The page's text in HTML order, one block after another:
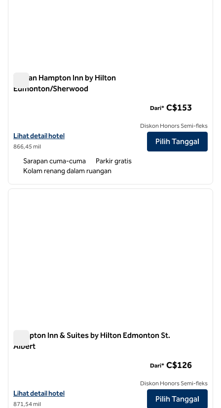
Taman Hampton Inn by Hilton
Edmonton/Sherwood
Lihat detail hotel untuk Hampton Inn by Hilton Edmonton/Sherwood
Lihat detail hotel
866,45 mil
Dari* C$153
Diskon Honors Semi-fleks
Pilih Tanggal
Sarapan cuma-cuma
Parkir gratis
Kolam renang dalam ruangan
1 dari 12
Hampton Inn & Suites by Hilton Edmonton St.
Albert
Lihat detail hotel untuk Hampton Inn & Suites by Hilton Edmonton
Lihat detail hotel
871,54 mil
Dari* C$126
Diskon Honors Semi-fleks
Pilih Tanggal